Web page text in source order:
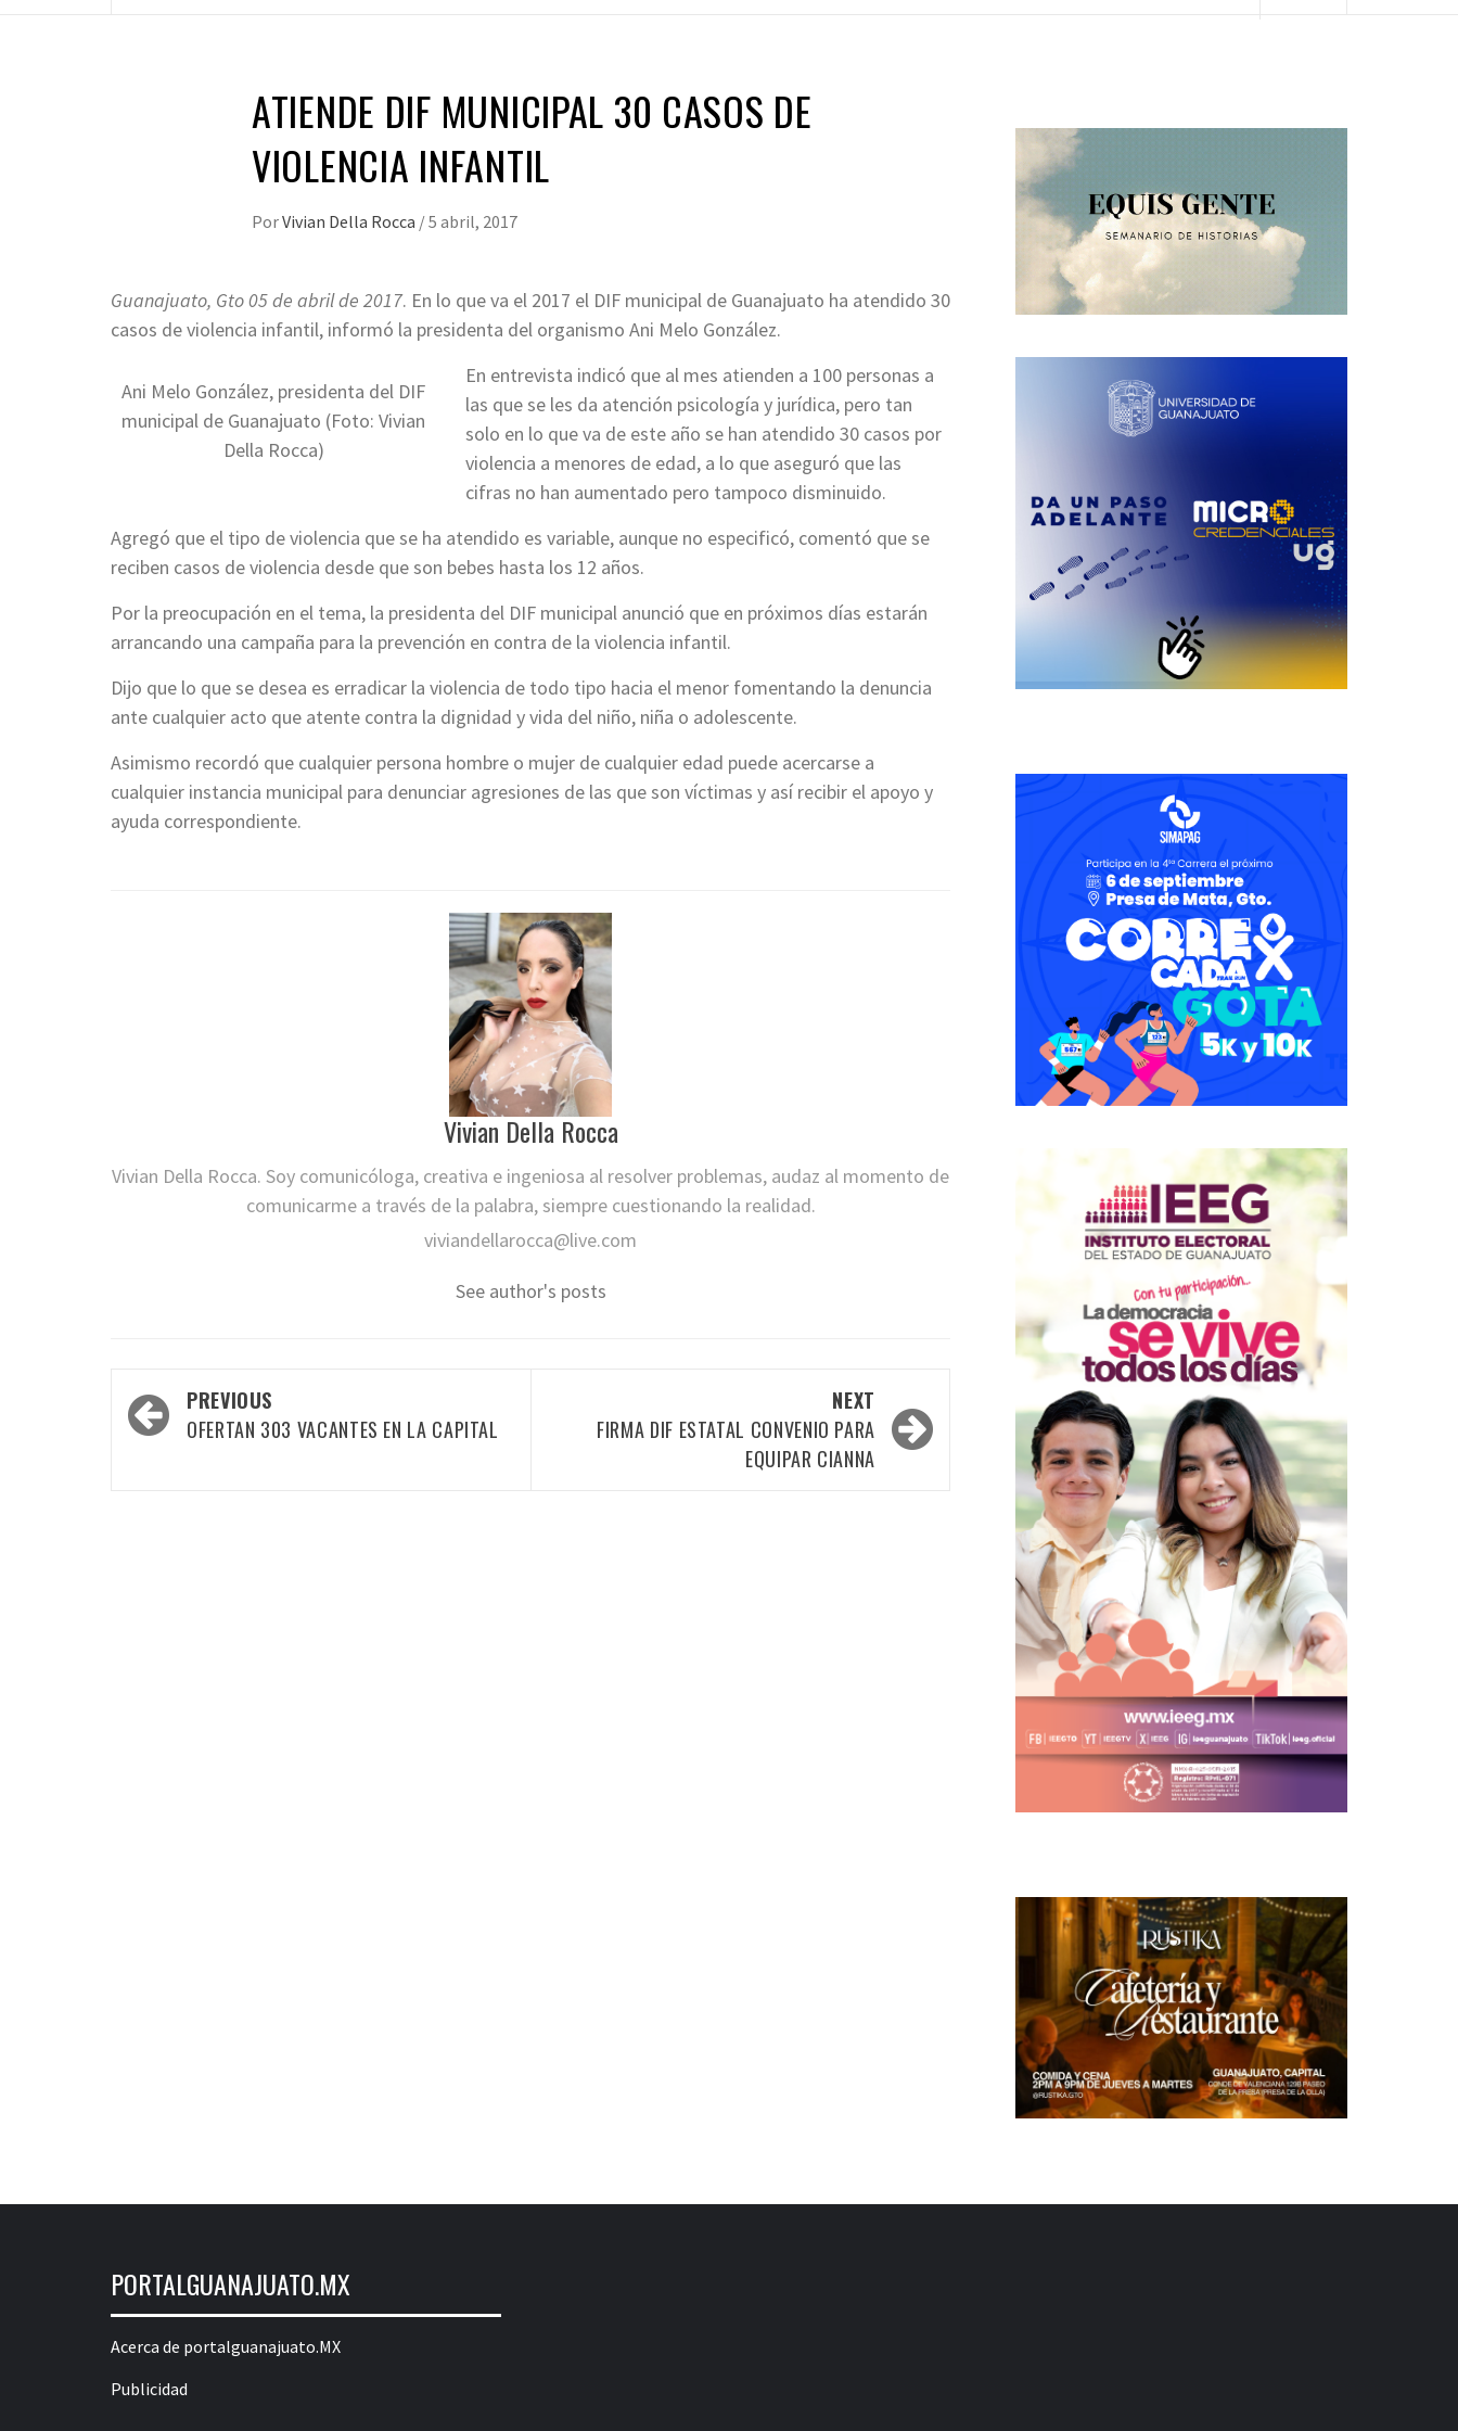
ATIENDE DIF MUNICIPAL 30 CASOS DE
VIOLENCIA INFANTIL
PorVivian Della Rocca /5 abril, 2017
Guanajuato, Gto 05 de abril de 2017. En lo que va el 2017 el DIF municipal de Guanajuato ha atendido 30
casos de violencia infantil, informó la presidenta del organismo Ani Melo González.
Ani Melo González, presidenta del DIF
municipal de Guanajuato (Foto: Vivian
Della Rocca)
En entrevista indicó que al mes atienden a 100 personas a
las que se les da atención psicología y jurídica, pero tan
solo en lo que va de este año se han atendido 30 casos por
violencia a menores de edad, a lo que aseguró que las
cifras no han aumentado pero tampoco disminuido.
Agregó que el tipo de violencia que se ha atendido es variable, aunque no especificó, comentó que se
reciben casos de violencia desde que son bebes hasta los 12 años.
Por la preocupación en el tema, la presidenta del DIF municipal anunció que en próximos días estarán
arrancando una campaña para la prevención en contra de la violencia infantil.
Dijo que lo que se desea es erradicar la violencia de todo tipo hacia el menor fomentando la denuncia
ante cualquier acto que atente contra la dignidad y vida del niño, niña o adolescente.
Asimismo recordó que cualquier persona hombre o mujer de cualquier edad puede acercarse a
cualquier instancia municipal para denunciar agresiones de las que son víctimas y así recibir el apoyo y
ayuda correspondiente.
Vivian Della Rocca
Vivian Della Rocca. Soy comunicóloga, creativa e ingeniosa al resolver problemas, audaz al momento de
comunicarme a través de la palabra, siempre cuestionando la realidad.
viviandellarocca@live.com
See author's posts
Post
navigation
PREVIOUS
OFERTAN 303 VACANTES EN LA CAPITAL
NEXT
FIRMA DIF ESTATAL CONVENIO PARA
EQUIPAR CIANNA
PORTALGUANAJUATO.MX
Acerca de portalguanajuato.MX
Publicidad